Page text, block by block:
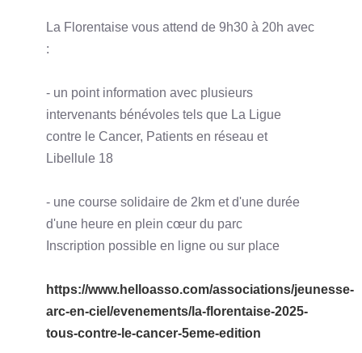
La Florentaise vous attend de 9h30 à 20h avec
:
- un point information avec plusieurs
intervenants bénévoles tels que La Ligue
contre le Cancer, Patients en réseau et
Libellule 18
- une course solidaire de 2km et d'une durée
d'une heure en plein cœur du parc
Inscription possible en ligne ou sur place
https://www.helloasso.com/associations/jeunesse-
arc-en-ciel/evenements/la-florentaise-2025-
tous-contre-le-cancer-5eme-edition